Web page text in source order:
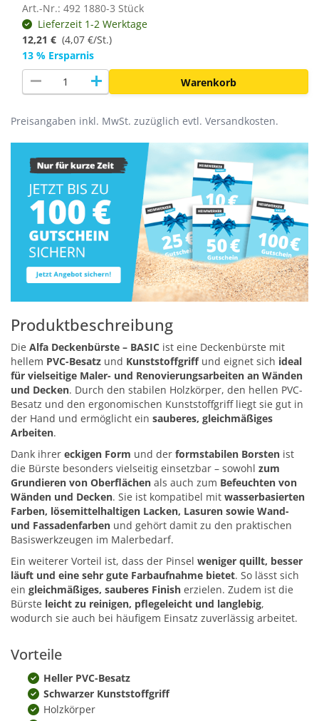
Art.-Nr.: 492 1880-3 Stück
Lieferzeit 1-2 Werktage
12,21 € (4,07 €/St.)
13 % Ersparnis
remove add Warenkorb
Preisangaben inkl. MwSt. zuzüglich evtl. Versandkosten.
Produktbeschreibung
Die Alfa Deckenbürste – BASIC ist eine Deckenbürste mit
hellem PVC-Besatz und Kunststoffgriffund eignet sich ideal
für vielseitige Maler- und Renovierungsarbeiten an Wänden
und Decken. Durch den stabilen Holzkörper, den hellen PVC-
Besatz und den ergonomischen Kunststoffgriff liegt sie gut in
der Hand und ermöglicht ein sauberes, gleichmäßiges
Arbeiten.
Dank ihrer eckigen Form und der formstabilen Borsten ist
die Bürste besonders vielseitig einsetzbar – sowohl zum
Grundieren von Oberflächen als auch zum Befeuchten von
Wänden und Decken. Sie ist kompatibel mit wasserbasierten
Farben, lösemittelhaltigen Lacken, Lasuren sowie Wand-
und Fassadenfarben und gehört damit zu den praktischen
Basiswerkzeugen im Malerbedarf.
Ein weiterer Vorteil ist, dass der Pinsel weniger quillt, besser
läuft und eine sehr gute Farbaufnahme bietet. So lässt sich
ein gleichmäßiges, sauberes Finish erzielen. Zudem ist die
Bürste leicht zu reinigen, pflegeleicht und langlebig,
wodurch sie auch bei häufigem Einsatz zuverlässig arbeitet.
Vorteile
Heller PVC-Besatz
Schwarzer Kunststoffgriff
Holzkörper